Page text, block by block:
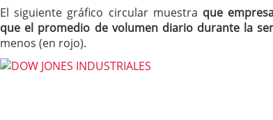
El siguiente gráfico circular muestra que
que el promedio de volumen diario durante la
menos (en rojo).